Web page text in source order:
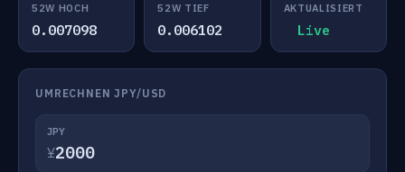
52W HOCH
0.007098
52W TIEF
0.006102
AKTUALISIERT
Live
UMRECHNEN JPY/USD
JPY
¥